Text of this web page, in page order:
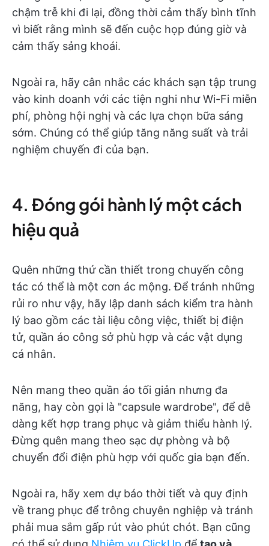
chậm trễ khi đi lại, đồng thời cảm thấy bình tĩnh
vì biết rằng mình sẽ đến cuộc họp đúng giờ và
cảm thấy sảng khoái.
Ngoài ra, hãy cân nhắc các khách sạn tập trung
vào kinh doanh với các tiện nghi như Wi-Fi miễn
phí, phòng hội nghị và các lựa chọn bữa sáng
sớm. Chúng có thể giúp tăng năng suất và trải
nghiệm chuyến đi của bạn.
4. Đóng gói hành lý một cách
hiệu quả
Quên những thứ cần thiết trong chuyến công
tác có thể là một cơn ác mộng. Để tránh những
rủi ro như vậy, hãy lập danh sách kiểm tra hành
lý bao gồm các tài liệu công việc, thiết bị điện
tử, quần áo công sở phù hợp và các vật dụng
cá nhân.
Nên mang theo quần áo tối giản nhưng đa
năng, hay còn gọi là "capsule wardrobe", để dễ
dàng kết hợp trang phục và giảm thiểu hành lý.
Đừng quên mang theo sạc dự phòng và bộ
chuyển đổi điện phù hợp với quốc gia bạn đến.
Ngoài ra, hãy xem dự báo thời tiết và quy định
về trang phục để trông chuyên nghiệp và tránh
phải mua sắm gấp rút vào phút chót. Bạn cũng